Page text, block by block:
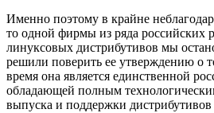
Именно поэтому в крайне
то одной фирмы из ряда российских
линуксовых дистрибутивов мы
решили поверить ее утверждению о
время она является единственной
обладающей полным
выпуска и поддержки